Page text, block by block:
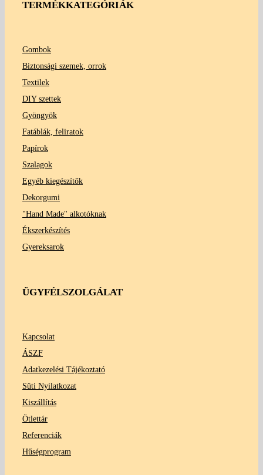
TERMÉKKATEGÓRIÁK
Gombok
Biztonsági szemek, orrok
Textilek
DIY szettek
Gyöngyök
Fatáblák, feliratok
Papírok
Szalagok
Egyéb kiegészítők
Dekorgumi
"Hand Made" alkotóknak
Ékszerkészítés
Gyereksarok
ÜGYFÉLSZOLGÁLAT
Kapcsolat
ÁSZF
Adatkezelési Tájékoztató
Süti Nyilatkozat
Kiszállítás
Ötlettár
Referenciák
Hűségprogram